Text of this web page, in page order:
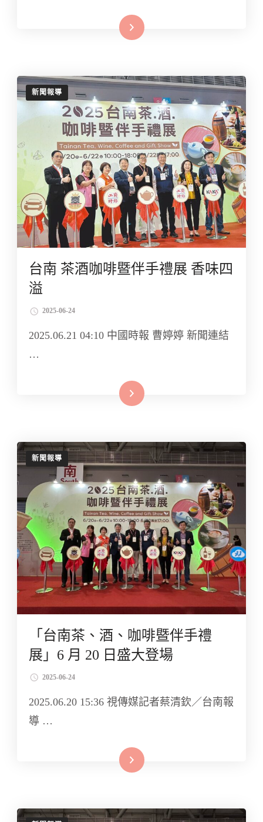
Read More
新聞報導
台南 茶酒咖啡暨伴手禮展 香味四
溢
2025-06-24
2025.06.21 04:10 中國時報 曹婷婷 新聞連結
…
Read More
新聞報導
「台南茶、酒、咖啡暨伴手禮
展」6 月 20 日盛大登場
2025-06-24
2025.06.20 15:36 視傳媒記者蔡清欽／台南報
導 …
Read More